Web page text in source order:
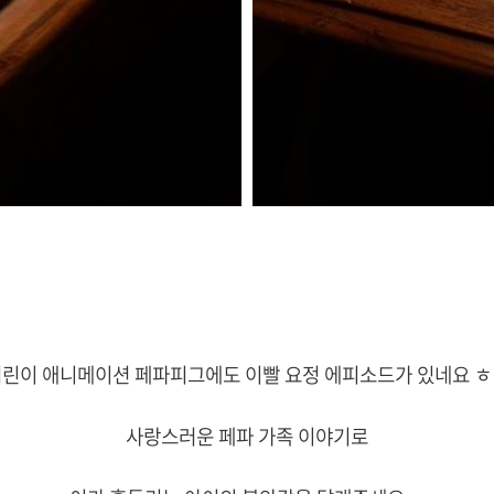
이 애니메이션 페파피그에도 이빨 요정 에피소드가 있네요
사랑스러운 페파 가족 이야기로